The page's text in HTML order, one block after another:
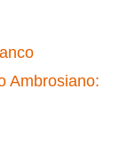
Ambrosiano: